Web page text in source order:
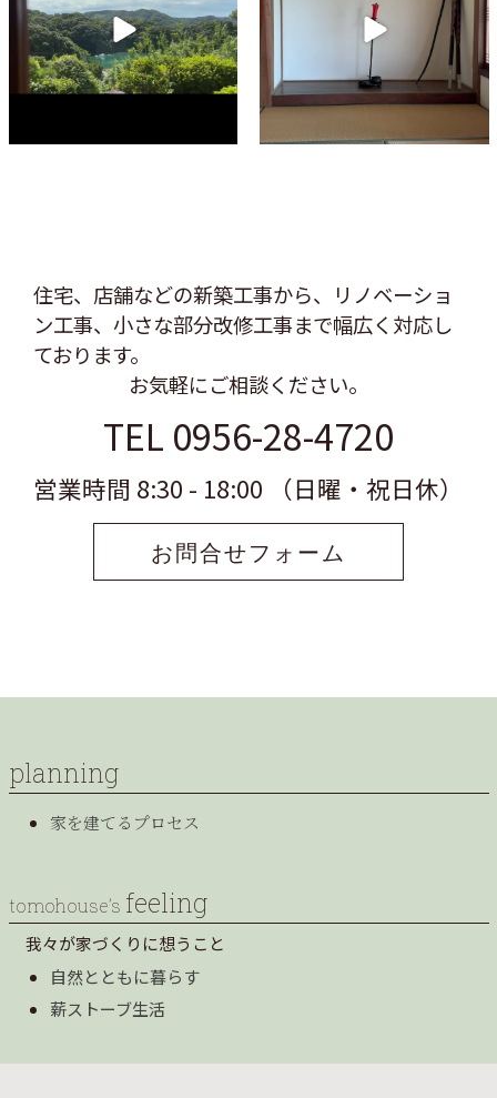
住宅、店舗などの新築工事から、リノベーショ
ン工事、 小さな部分改修工事まで幅広く対応し
ております。
お気軽にご相談ください。
TEL 0956-28-4720
営業時間 8:30 - 18:00 （日曜・祝日休）
お問合せフォーム
planning
家を建てるプロセス
tomohouse’s feeling
我々が家づくりに想うこと
自然とともに暮らす
薪ストーブ生活